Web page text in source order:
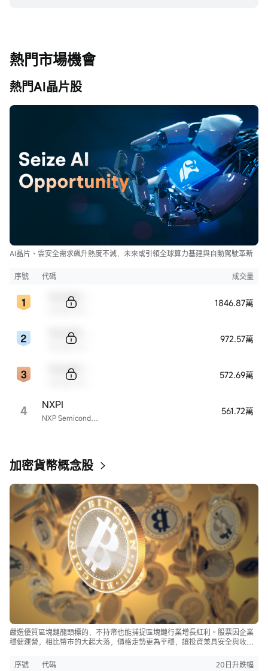
熱門市場機會
熱門AI晶片股
AI晶片、雲安全需求飆升熱度不減，未來或引領全球算力基建與自動駕駛革新
序號 代碼 成交量
1846.87萬
972.57萬
572.69萬
4 NXP Semiconductors
NXPI 561.72萬
加密貨幣概念股
嚴選優質區塊鏈龍頭標的，不持幣也能捕捉區塊鏈行業增長紅利。股票因企業
穩健運營，相比幣市的大起大落，價格走勢更為平穩，讓投資兼具安全與收
序號
代碼 20日升跌幅